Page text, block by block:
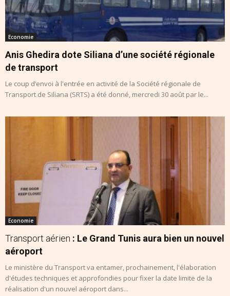
Economie
Anis Ghedira dote Siliana d’une société régionale
de transport
Le coup d’envoi à l'entrée en activité de la Société régionale de
Transport de Siliana (SRTS) a été donné, mercredi 30 août par le...
Economie
Transport aérien : Le Grand Tunis aura bien un nouvel
aéroport
Le ministère du Transport va entamer, prochainement, l'élaboration
d'études techniques et approfondies pour fixer la date limite de la
réalisation d'un nouvel aéroport dans...